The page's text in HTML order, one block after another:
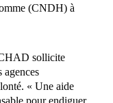
(CNDH) à
sollicite
agences
« Une aide
pour endiguer